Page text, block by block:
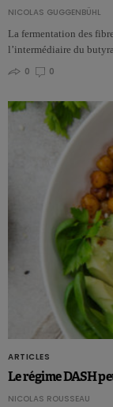
NICOLAS GUGGENBÜHL
La fermentation des
l’intermédiaire du
0
0
ARTICLES
Le régime DASH
NICOLAS ROUSSEAU